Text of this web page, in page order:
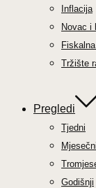
Inflacija
Novac i
Tržište
Pregledi
Tjedni
Mjesečni
Godišnji